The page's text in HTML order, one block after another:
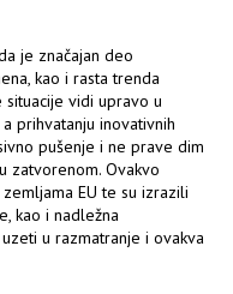
je značajan deo
kao i rasta trenda
vidi upravo u
prihvatanju inovativnih
pušenje i ne prave dim
zatvorenom. Ovakvo
EU te su izrazili
kao i nadležna
u razmatranje i ovakva